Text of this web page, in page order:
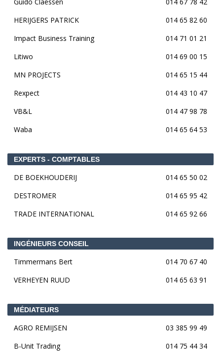
HERIJGERS PATRICK
014 65 82 60
Impact Business Training
014 71 01 21
Litiwo
014 69 00 15
MN PROJECTS
014 65 15 44
Rexpect
014 43 10 47
VB&L
014 47 98 78
Waba
014 65 64 53
EXPERTS - COMPTABLES
DE BOEKHOUDERIJ
014 65 50 02
DESTROMER
014 65 95 42
TRADE INTERNATIONAL
014 65 92 66
INGÉNIEURS CONSEIL
Timmermans Bert
014 70 67 40
VERHEYEN RUUD
014 65 63 91
MÉDIATEURS
AGRO REMIJSEN
03 385 99 49
B-Unit Trading
014 75 44 34